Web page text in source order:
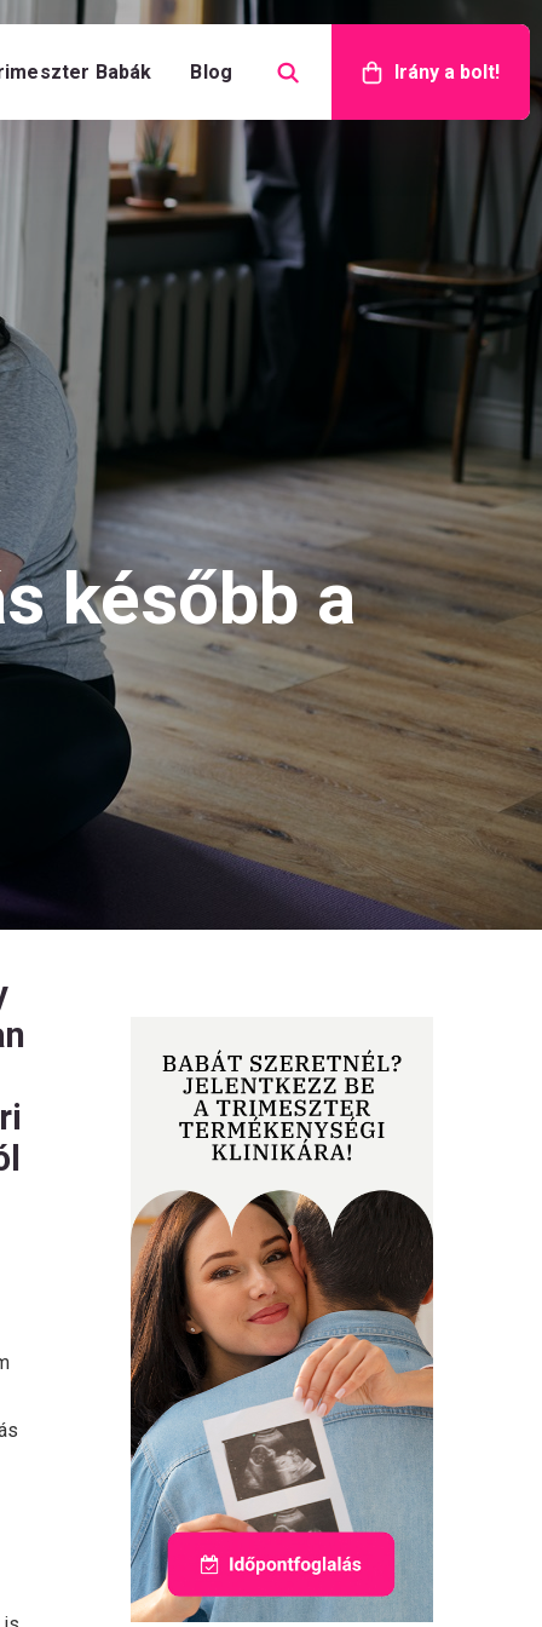
Babák Blog Irány a bolt!
később a